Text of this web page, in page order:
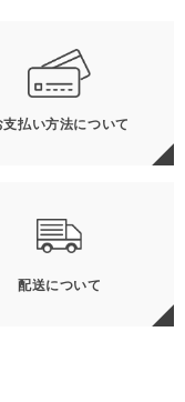
支払い方法について
配送について